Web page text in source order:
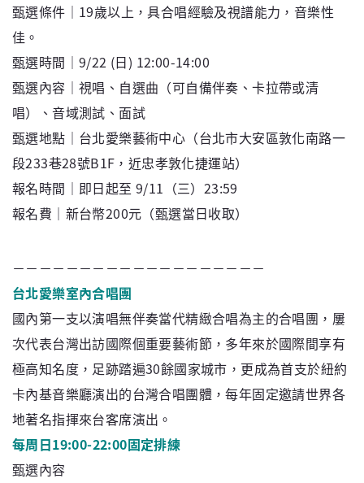
甄選條件｜19歲以上，具合唱經驗及視譜能力，音樂性
佳。
甄選時間｜9/22 (日) 12:00-14:00
甄選內容｜視唱、自選曲（可自備伴奏、卡拉帶或清
唱）、音域測試、面試
甄選地點｜台北愛樂藝術中心（台北市大安區敦化南路一
段233巷28號B1F，近忠孝敦化捷運站）
報名時間｜即日起至 9/11（三）23:59
報名費｜新台幣200元（甄選當日收取）
－－－－－－－－－－－－－－－－－－－
台北愛樂室內合唱團
國內第一支以演唱無伴奏當代精緻合唱為主的合唱團，屢
次代表台灣出訪國際個重要藝術節，多年來於國際間享有
極高知名度，足跡踏遍30餘國家城市，更成為首支於紐約
卡內基音樂廳演出的台灣合唱團體，每年固定邀請世界各
地著名指揮來台客席演出。
每周日19:00-22:00固定排練
甄選內容